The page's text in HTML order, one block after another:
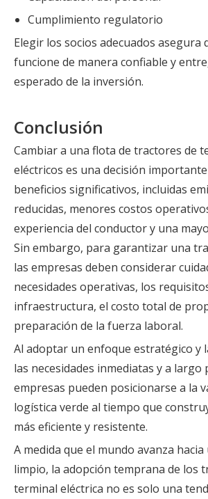
Cumplimiento regulatorio
Elegir los socios adecuados asegura
funcione de manera confiable y
esperado de la inversión.
Conclusión
Cambiar a una flota de tractores de
eléctricos es una decisión
beneficios significativos, incluidas
reducidas, menores costos
experiencia del conductor y una
Sin embargo, para garantizar una
las empresas deben considerar
necesidades operativas, los
infraestructura, el costo total de
preparación de la fuerza laboral.
Al adoptar un enfoque estratégico y
las necesidades inmediatas y a largo
empresas pueden posicionarse a la
logística verde al tiempo que
más eficiente y resistente.
A medida que el mundo avanza
limpio, la adopción temprana de los
terminal eléctrica no es solo una